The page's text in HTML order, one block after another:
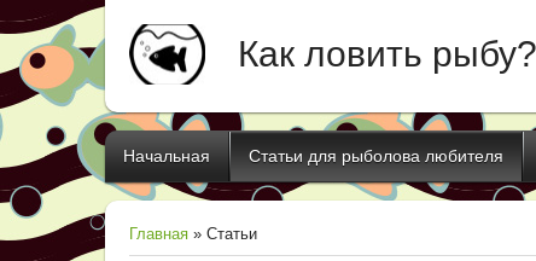
Как ловить рыбу?
Начальная Статьи для рыболова любителя
Главная » Статьи